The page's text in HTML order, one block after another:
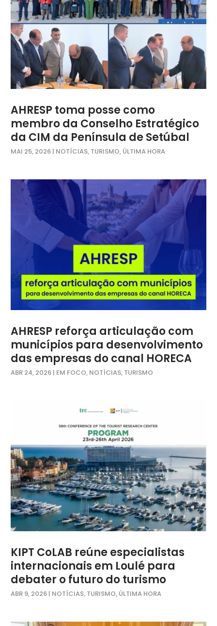
AHRESP toma posse como
membro da Conselho Estratégico
da CIM da Península de Setúbal
MAI 25, 2026 | NOTÍCIAS, TURISMO, ÚLTIMA HORA
AHRESP reforça articulação com
municípios para desenvolvimento
das empresas do canal HORECA
ABR 24, 2026 | EM FOCO, NOTÍCIAS, TURISMO
KIPT CoLAB reúne especialistas
internacionais em Loulé para
debater o futuro do turismo
ABR 9, 2026 | NOTÍCIAS, TURISMO, ÚLTIMA HORA